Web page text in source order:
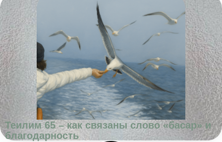
Теилим 65 – как связаны слово «басар» и
благодарность